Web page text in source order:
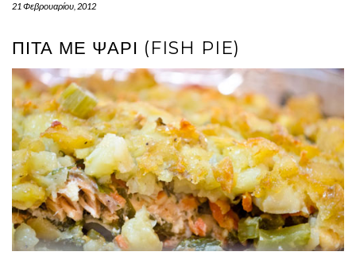
21 Φεβρουαρίου, 2012
ΠΊΤΑ ΜΕ ΨΆΡΙ (FISH PIE)